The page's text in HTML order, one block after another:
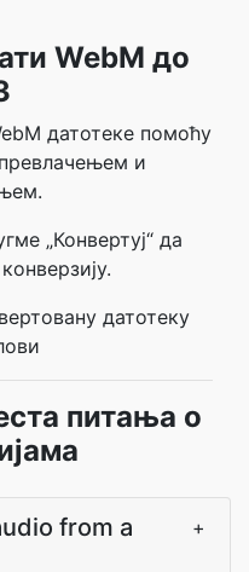
WebM до
датотеке помоћу
и
„Конвертуј“ да
датотеку
питања о
from a
+